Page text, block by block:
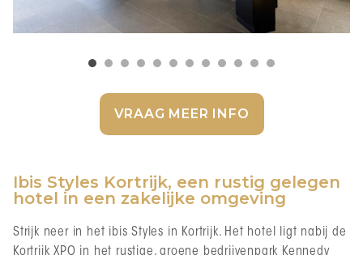
VRAAG MEER INFO
Ibis Styles Kortrijk, een rustig gelegen
hotel in een zakelijke omgeving
Strijk neer in het ibis Styles in Kortrijk. Het hotel ligt nabij de
Kortrijk XPO in het rustige, groene bedrijvenpark Kennedy